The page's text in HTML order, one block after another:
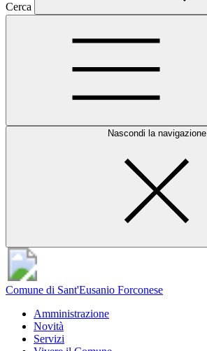
Cerca
Nascondi la navigazione
Comune di Sant'Eusanio Forconese
Amministrazione
Novità
Servizi